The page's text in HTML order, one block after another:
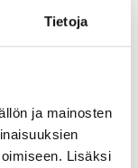
Tietoja
ja mainosten
Lisäksi